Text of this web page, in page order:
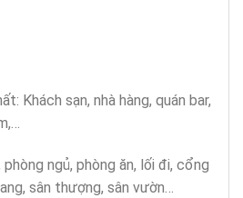
Khách sạn, nhà hàng, quán bar,
ngủ, phòng ăn, lối đi, cổng
sân thượng, sân vườn…